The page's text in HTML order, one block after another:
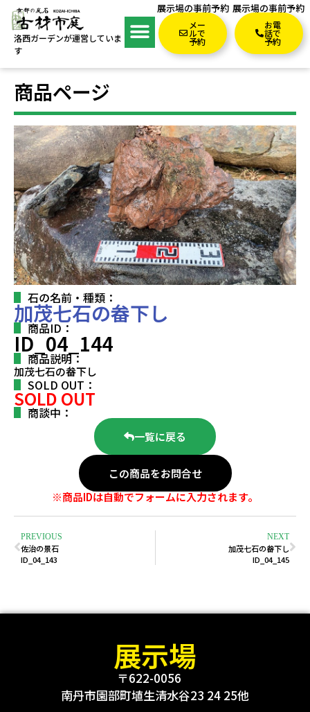
洛西ガーデンが運営していま
す
展示場の事前予約
メー
ルで
予約
展示場の事前予約
お電
話で
予約
商品ページ
石の名前・種類：
加茂七石の畚下し
商品ID：
ID_04_144
商品説明：
加茂七石の畚下し
SOLD OUT：
SOLD OUT
商談中：
一覧に戻る
この商品をお問合せ
※商品IDは自動でフォームに入力されます。
PREVIOUS
佐治の景石
ID_04_143
NEXT
加茂七石の畚下し
ID_04_145
展示場
〒622-0056
南丹市園部町埴生清水谷23 24 25他